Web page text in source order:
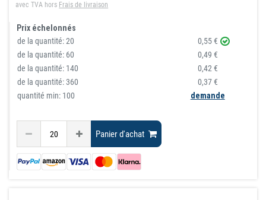
avec TVA hors Frais de livraison
Prix échelonnés
de la quantité:20
0,55 €
de la quantité: 60
0,49 €
de la quantité: 140
0,42 €
de la quantité:360
0,37 €
quantité min: 100
demande
Panier d'achat